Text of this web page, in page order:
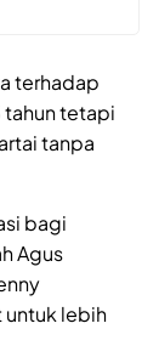
terhadap
tetapi
tanpa
bagi
Agus
untuk lebih